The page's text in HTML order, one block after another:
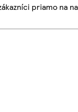
priamo na